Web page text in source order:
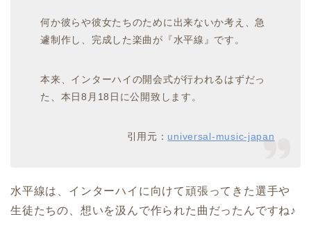
何か彼らや彼女たちのために出来ないか考え、急
遽制作し、完成した楽曲が『水平線』です。
本来、インターハイの開会式が行われるはずだっ
た、本日8月18日に公開致します。
引用元： universal-music-japan
水平線は、インターハイに向けて頑張ってきた選手や
生徒たちの、想いを汲んで作られた曲だったんですね♪